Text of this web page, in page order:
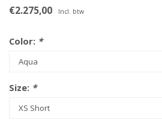
€2.275,00 Incl. btw
Color: *
Size: *